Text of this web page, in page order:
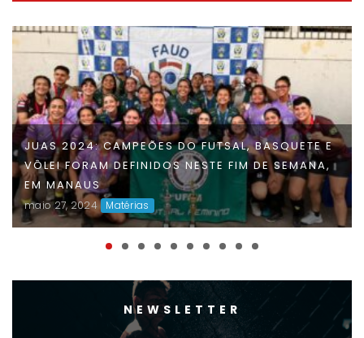
JUAS 2024: CAMPEÕES DO FUTSAL, BASQUETE E
VÔLEI FORAM DEFINIDOS NESTE FIM DE SEMANA,
EM MANAUS
maio 27, 2024 Matérias
NEWSLETTER